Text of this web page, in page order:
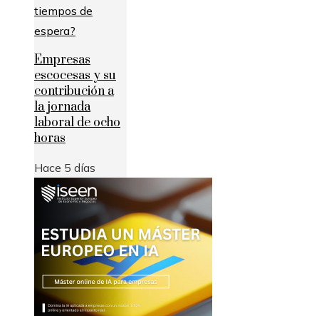
Empresas
escocesas y su
contribución a
la jornada
laboral de ocho
horas
Hace 5 días